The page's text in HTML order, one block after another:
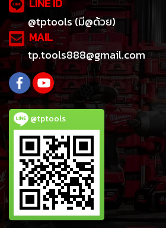
@tptools (มี@ด้วย)
MAIL
tp.tools888@gmail.com
@tptools